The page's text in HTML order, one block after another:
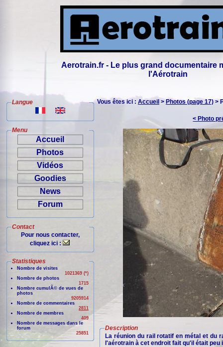
Aerotrain.fr - Le plus grand documentaire
l'Aérotrain
Langue
Menu
Accueil
Photos
Vidéos
Goodies
News
Forum
Contact
Pour nous contacter,
cliquez ici :
Statistiques
Nombre de visites
1021369 (*)
Nombre de photos
1715
Nombre cumulÃ© de vues de
photos
9205914
Nombre de commentaires
2811
Nombre de membres
409
Nombre de messages dans le
forum
25851
Vous êtes ici : Accueil > Photos (page 17) >
< Photo
Description
La réunion du rail rotatif en métal et du
l'aérotrain à cet endroit fait qu'il était